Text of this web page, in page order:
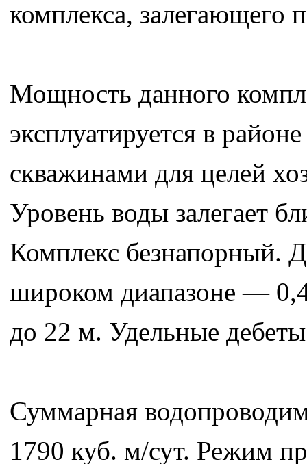
комплекса, залегающего
Мощность данного
эксплуатируется в
скважинами для целей
Уровень воды залегает
Комплекс безнапорный.
широком диапазоне —
до 22 м. Удельные
Суммарная
1790 куб. м/сут. Режим